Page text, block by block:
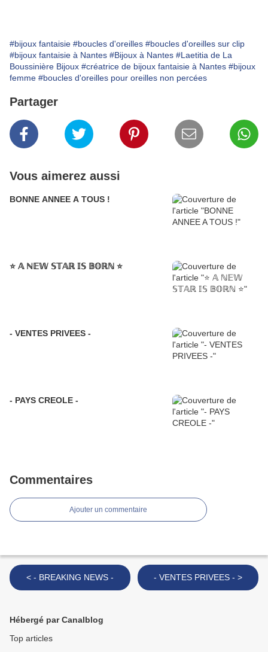
#bijoux fantaisie #boucles d'oreilles #boucles d'oreilles sur clip
#bijoux fantaisie à Nantes #Bijoux à Nantes #Laetitia de La
Boussinière Bijoux #créatrice de bijoux fantaisie à Nantes #bijoux
femme #boucles d'oreilles pour oreilles non percées
Partager
Vous aimerez aussi
BONNE ANNEE A TOUS !
⭐️ 𝔸 ℕ𝔼𝕎 𝕊𝕋𝔸ℝ 𝕀𝕊 𝔹𝕆ℝℕ ⭐️
- VENTES PRIVEES -
- PAYS CREOLE -
Commentaires
Ajouter un commentaire
< - BREAKING NEWS - - VENTES PRIVEES - >
Hébergé par Canalblog
Top articles